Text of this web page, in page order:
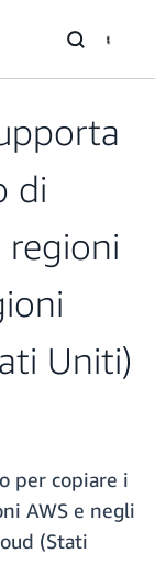
di
regioni
Uniti)
per copiare i
AWS e negli
(Stati